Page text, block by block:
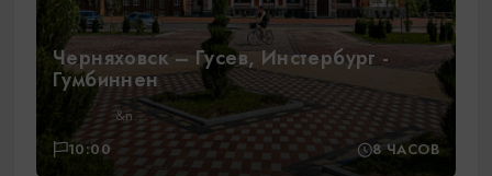
Черняховск – Гусев, Инстербург -
Гумбиннен
&n...
10:00
8 ЧАСОВ